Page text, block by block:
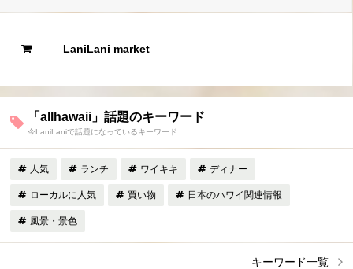
LaniLani market
「allhawaii」話題のキーワード
今LaniLaniで話題になっているキーワード
人気 ランチ ワイキキ ディナー
ローカルに人気 買い物 日本のハワイ関連情報
風景・景色
キーワード一覧